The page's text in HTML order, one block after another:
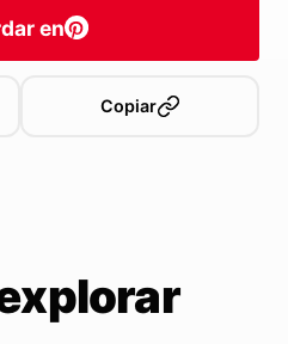
en
Copiar